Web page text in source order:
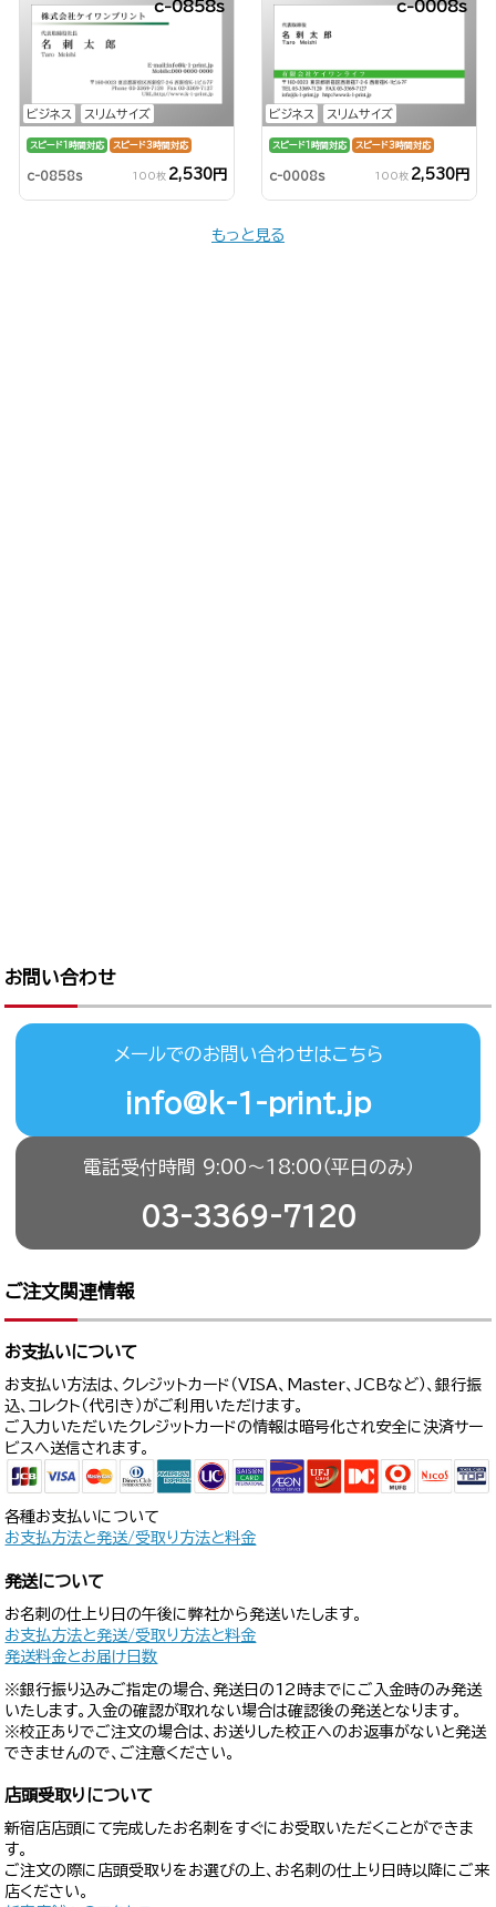
ビジネス スリムサイズ
c-0858s
スピード1時間対応 スピード3時間対応
c-0858s 100枚 2,530円
ビジネス スリムサイズ
c-0008s
スピード1時間対応 スピード3時間対応
c-0008s 100枚 2,530円
もっと見る
お問い合わせ
メールでのお問い合わせはこちら
info@k-1-print.jp
電話受付時間 9:00〜18:00（平日のみ）
03-3369-7120
ご注文関連情報
お支払いについて
お支払い方法は、クレジットカード（VISA、Master、JCBなど）、銀行振
込、コレクト（代引き）がご利用いただけます。
ご入力いただいたクレジットカードの情報は暗号化され安全に決済サー
ビスへ送信されます。
各種お支払いについて
お支払方法と発送/受取り方法と料金
発送について
お名刺の仕上り日の午後に弊社から発送いたします。
お支払方法と発送/受取り方法と料金
発送料金とお届け日数
※銀行振り込みご指定の場合、発送日の12時までにご入金時のみ発送
いたします。入金の確認が取れない場合は確認後の発送となります。
※校正ありでご注文の場合は、お送りした校正へのお返事がないと発送
できませんので、ご注意ください。
店頭受取りについて
新宿店店頭にて完成したお名刺をすぐにお受取いただくことができま
す。
ご注文の際に店頭受取りをお選びの上、お名刺の仕上り日時以降にご来
店ください。